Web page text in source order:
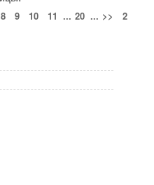
8 9 10 11 ... 20 ... >>
2